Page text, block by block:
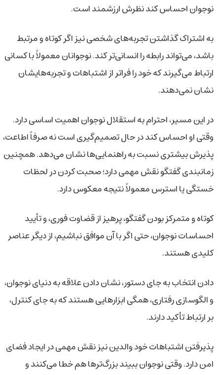
نوجوان احساس کند نظرش ارزشمند است.
به اشتراک گذاشتن تجربه‌های شخصی نیز اگر کوتاه و مرتبط
باشد، می‌تواند رابطه را انسانی‌تر کند. نوجوانان معمولاً با کسانی
ارتباط می‌گیرند که خود را فراتر از اشتباهات و تجربه‌هایشان
نشان نمی‌دهند.
در این مسیر، احترام به استقلال نوجوان اهمیت اساسی دارد.
وقتی او احساس کند در حال تصمیم‌گیری است نه صرفاً اطاعت،
پذیرش بیشتری نسبت به راهنمایی‌ها نشان می‌دهد. همچنین
زمانبندی گفتگو نقش مهمی دارد؛ صحبت کردن در لحظات
خستگی یا استرس معمولاً نتیجه معکوس دارد.
کوتاه و متمرکز بودن گفتگو، پرهیز از قضاوت فوری، و تأیید
احساسات نوجوان، حتی اگر با آن موافق نباشیم، از دیگر عناصر
کلیدی هستند.
دادن انتخاب به جای دستور، نشان دادن علاقه به دنیای نوجوان،
و الگوسازی رفتاری، همگی ابزارهایی هستند که به جای کنترل،
بر ارتباط تأکید دارند.
پذیرفتن اشتباهات خود والدین نیز نقش مهمی در ایجاد فضای
امن دارد. وقتی نوجوان ببیند بزرگ‌ترها هم خطا می‌کنند و